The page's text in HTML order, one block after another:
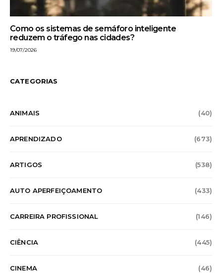
Como os sistemas de semáforo inteligente
reduzem o tráfego nas cidades?
19/07/2026
CATEGORIAS
ANIMAIS (40)
APRENDIZADO (673)
ARTIGOS (538)
AUTO APERFEIÇOAMENTO (433)
CARREIRA PROFISSIONAL (146)
CIÊNCIA (445)
CINEMA (46)